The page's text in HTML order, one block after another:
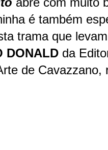
é também
trama que
DONALD da
de